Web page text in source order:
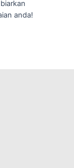
anda!